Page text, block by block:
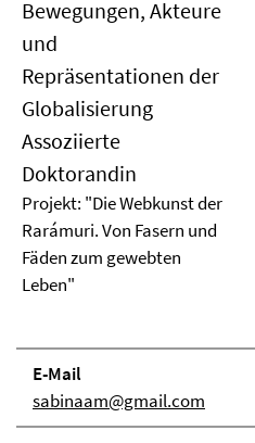
Bewegungen, Akteure
und
Repräsentationen der
Globalisierung
Assoziierte
Doktorandin
Projekt: "Die Webkunst der
Rarámuri. Von Fasern und
Fäden zum gewebten
Leben"
E-Mail
sabinaam@gmail.com